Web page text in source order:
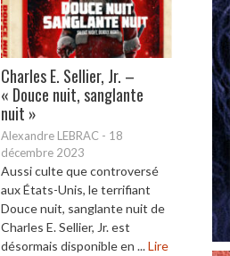
Charles E. Sellier, Jr. –
« Douce nuit, sanglante
nuit »
Alexandre LEBRAC - 18
décembre 2023
Aussi culte que controversé
aux États-Unis, le terrifiant
Douce nuit, sanglante nuit de
Charles E. Sellier, Jr. est
désormais disponible en ...Lire